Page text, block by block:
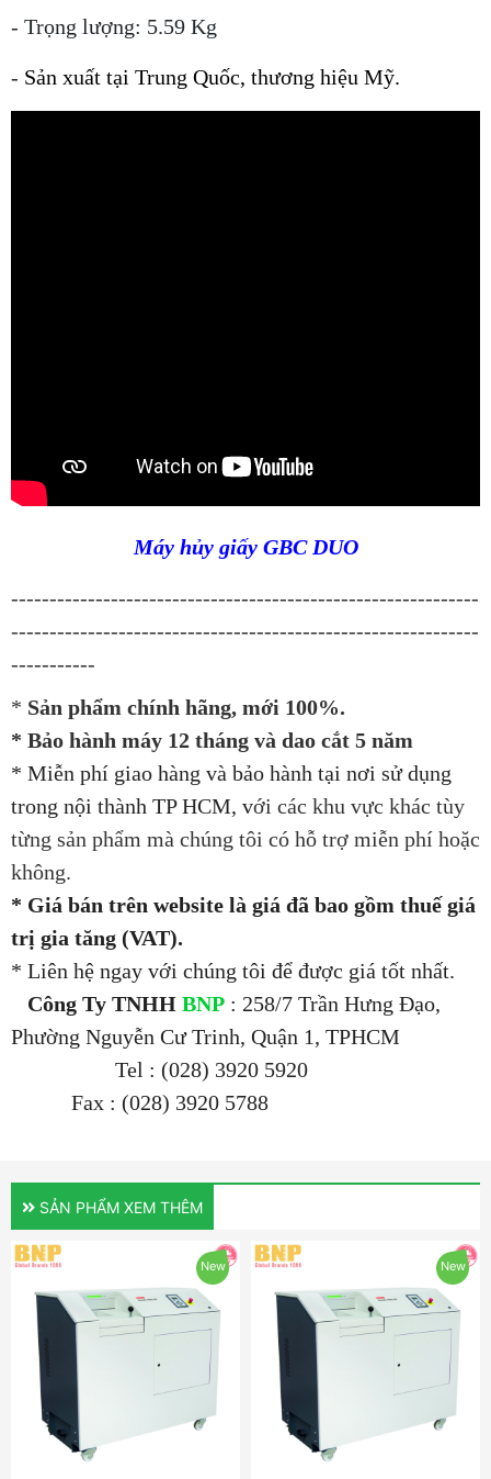
- Trọng lượng: 5.59 Kg
- Sản xuất tại Trung Quốc, thương hiệu Mỹ.
Máy hủy giấy GBC DUO
-------------------------------------------------------------
-------------------------------------------------------------
-----------
* Sản phẩm chính hãng, mới 100%.
* Bảo hành máy 12 tháng và dao cắt 5 năm
* Miễn phí giao hàng và bảo hành tại nơi sử dụng
trong nội thành TP HCM, với các khu vực khác tùy
từng sản phẩm mà chúng tôi có hỗ trợ miễn phí hoặc
không.
* Giá bán trên website là giá đã bao gồm thuế giá
trị gia tăng (VAT).
* Liên hệ ngay với chúng tôi để được giá tốt nhất.
Công Ty TNHH BNP : 258/7 Trần Hưng Đạo,
Phường Nguyễn Cư Trinh, Quận 1, TPHCM
Tel : (028) 3920 5920
Fax : (028) 3920 5788
SẢN PHẨM XEM THÊM
New New